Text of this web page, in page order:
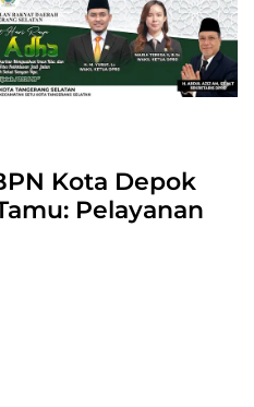
Kota Depok
Pelayanan